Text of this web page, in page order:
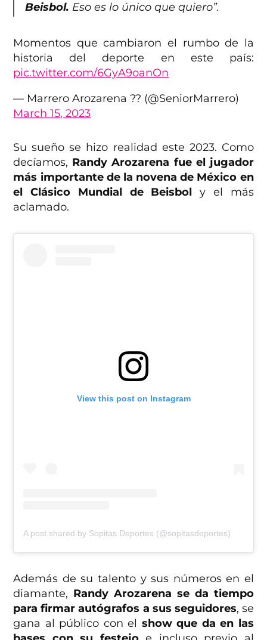
Beisbol. Eso es lo único que quiero”.
Momentos que cambiaron el rumbo de la
historia del deporte en este país:
pic.twitter.com/6GyA9oanOn
— Marrero Arozarena ?? (@SeniorMarrero)
March 15, 2023
Su sueño se hizo realidad este 2023. Como
decíamos, Randy Arozarena fue el jugador
más importante de la novena de México en
el Clásico Mundial de Beisbol y el más
aclamado.
View this post on Instagram
A post shared by Sopitas Deportes (@sopitasdeportes)
Además de su talento y sus números en el
diamante, Randy Arozarena se da tiempo
para firmar autógrafos a sus seguidores, se
gana al público con el show que da en las